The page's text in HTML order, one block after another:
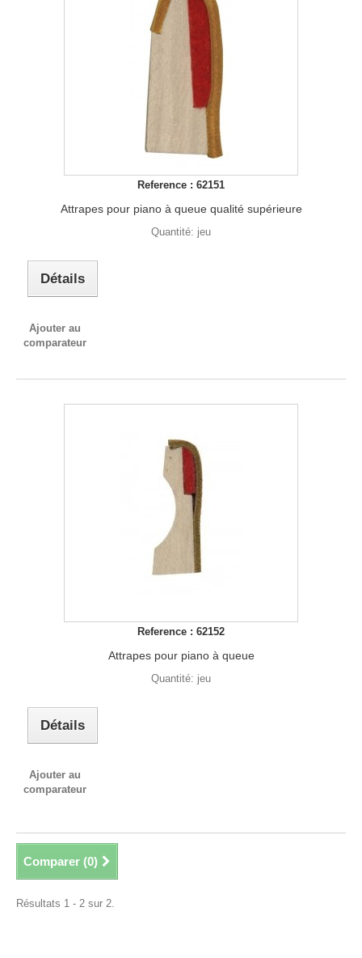
Reference : 62151
Attrapes pour piano à queue qualité supérieure
Quantité: jeu
Détails
Ajouter au
comparateur
Reference : 62152
Attrapes pour piano à queue
Quantité: jeu
Détails
Ajouter au
comparateur
Comparer (0)
Résultats 1 - 2 sur 2.